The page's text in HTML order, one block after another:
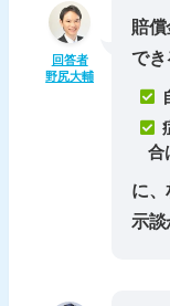
回答者
野尻大輔
賠
でき
合
に、
示談